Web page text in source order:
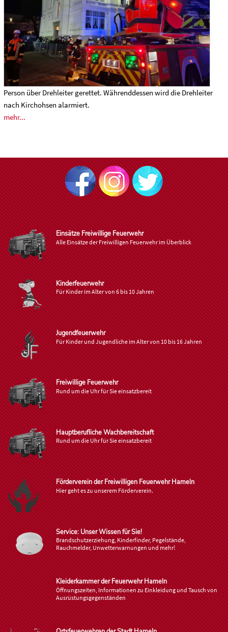
Person über Drehleiter gerettet. Währenddessen wird die Drehleiter
nach Kirchohsen alarmiert.
mehr...
Einsätze Freiwillige Feuerwehr
Alle Einsätze der Freiwilligen Feuerwehr im Überblick
Kinderfeuerwehr
Für Kinder im Alter von 6 bis 10 Jahren
Jugendfeuerwehr
Für Kinder und Jugendliche im Alter von 10 bis 16 Jahren
Freiwillige Feuerwehr
Rund um die Uhr für Sie einsatzbereit
Hauptberufliche Wachbereitschaft
Rund um die Uhr für Sie einsatzbereit
Förderverein der Freiwilligen Feuerwehr Hameln
Hier geht es zu unserem Förderverein.
Service: Unser Wissen für Sie!
Brandschutzerziehung, Kinderfinder, Pegelstände,
Rauchmelder, Unwetterwarnungen und mehr!
Kleiderkammer der Feuerwehr Hameln
Öffnungszeiten, Informationen zu Einkleidung und Tausch von
Ausrüstungsgegenständen